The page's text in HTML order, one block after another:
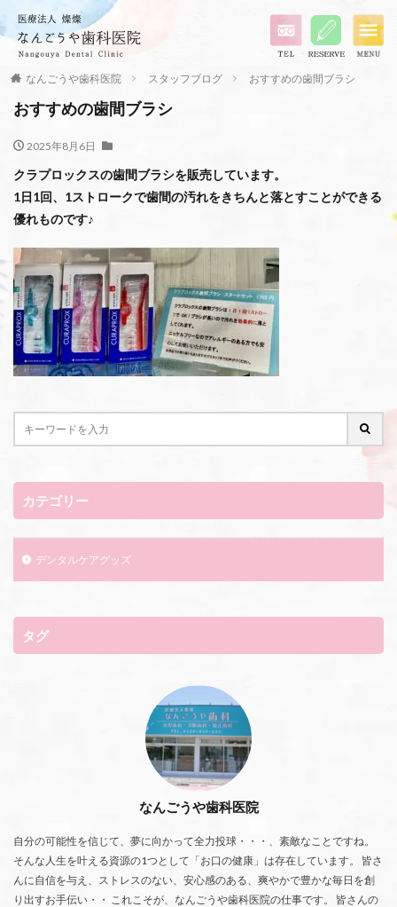
なんごうや歯科医院 スタッフブログ おすすめの歯間ブラシ
おすすめの歯間ブラシ
2025年8月6日
クラプロックスの歯間ブラシを販売しています。
1日1回、1ストロークで歯間の汚れをきちんと落とすことができる
優れものです♪
カテゴリー
デンタルケアグッズ
タグ
なんごうや歯科医院
自分の可能性を信じて、夢に向かって全力投球・・・、素敵なことですね。
そんな人生を叶える資源の1つとして「お口の健康」は存在しています。 皆さ
んに自信を与え、ストレスのない、安心感のある、爽やかで豊かな毎日を創
り出すお手伝い・・ これこそが、なんごうや歯科医院の仕事です。 皆さんの